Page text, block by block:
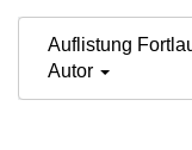
Auflistung
Autor